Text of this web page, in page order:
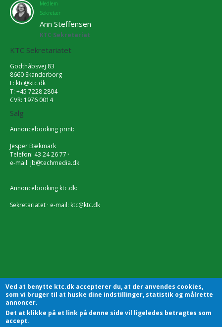
Medlem
Sekretær
Ann Steffensen
KTC Sekretariat
KTC Sekretariatet
Godthåbsvej 83
8660 Skanderborg
E: ktc@ktc.dk
T: +45 7228 2804
CVR: 1976 0014
Salg
Annoncebooking print:
Jesper Bækmark
Telefon: 43 24 26 77 ·
e-mail: jb@techmedia.dk
Annoncebooking ktc.dk:
Sekretariatet · e-mail: ktc@ktc.dk
KTC - Kommunalteknisk Chefforening | Sekretariatet |
Ved at benytte ktc.dk accepterer du, at der anvendes cookies,
som vi bruger til at huske dine indstillinger, statistik og målrette
annoncer.
Det at klikke på et link på denne side vil ligeledes betragtes som
accept.